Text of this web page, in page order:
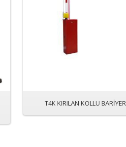
T4K KIRILAN KOLLU BARİYER